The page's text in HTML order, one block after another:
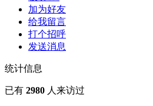
加为好友
给我留言
打个招呼
发送消息
统计信息
已有 2980 人来访过